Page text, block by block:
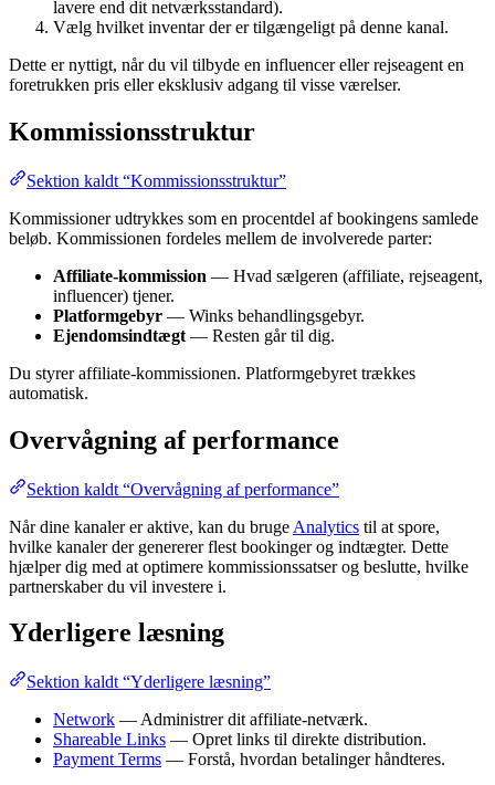
lavere end dit netværksstandard).
Vælg hvilket inventar der er tilgængeligt på denne kanal.
Dette er nyttigt, når du vil tilbyde en influencer eller rejseagent en
foretrukken pris eller eksklusiv adgang til visse værelser.
Kommissionsstruktur
Sektion kaldt “Kommissionsstruktur”
Kommissioner udtrykkes som en procentdel af bookingens samlede
beløb. Kommissionen fordeles mellem de involverede parter:
Affiliate-kommission — Hvad sælgeren (affiliate, rejseagent,
influencer) tjener.
Platformgebyr — Winks behandlingsgebyr.
Ejendomsindtægt — Resten går til dig.
Du styrer affiliate-kommissionen. Platformgebyret trækkes
automatisk.
Overvågning af performance
Sektion kaldt “Overvågning af performance”
Når dine kanaler er aktive, kan du bruge Analytics til at spore,
hvilke kanaler der genererer flest bookinger og indtægter. Dette
hjælper dig med at optimere kommissionssatser og beslutte, hvilke
partnerskaber du vil investere i.
Yderligere læsning
Sektion kaldt “Yderligere læsning”
Network — Administrer dit affiliate-netværk.
Shareable Links — Opret links til direkte distribution.
Payment Terms — Forstå, hvordan betalinger håndteres.